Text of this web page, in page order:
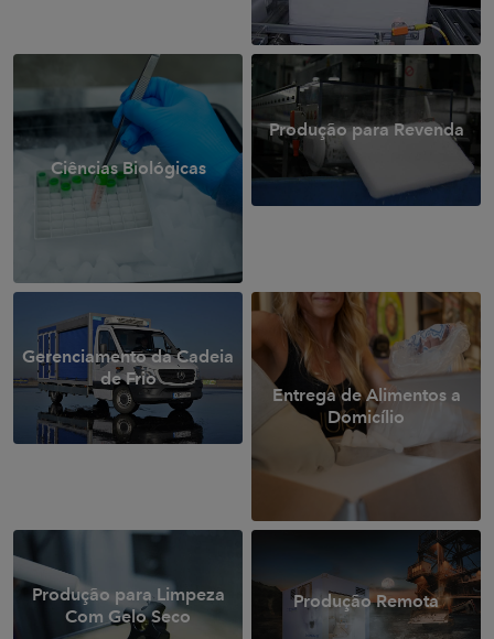
Ciências Biológicas
Produção para Revenda
Gerenciamento da Cadeia
de Frio
Entrega de Alimentos a
Domicílio
Produção para Limpeza
Com Gelo Seco
Produção Remota
Garanta a
Integridade
Contínua da
Cadeia de Frio
Soluções de
Refrigeração
Confiáveis